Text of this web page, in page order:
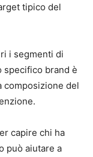
tipico del
i segmenti di
specifico brand è
composizione del
capire chi ha
può aiutare a